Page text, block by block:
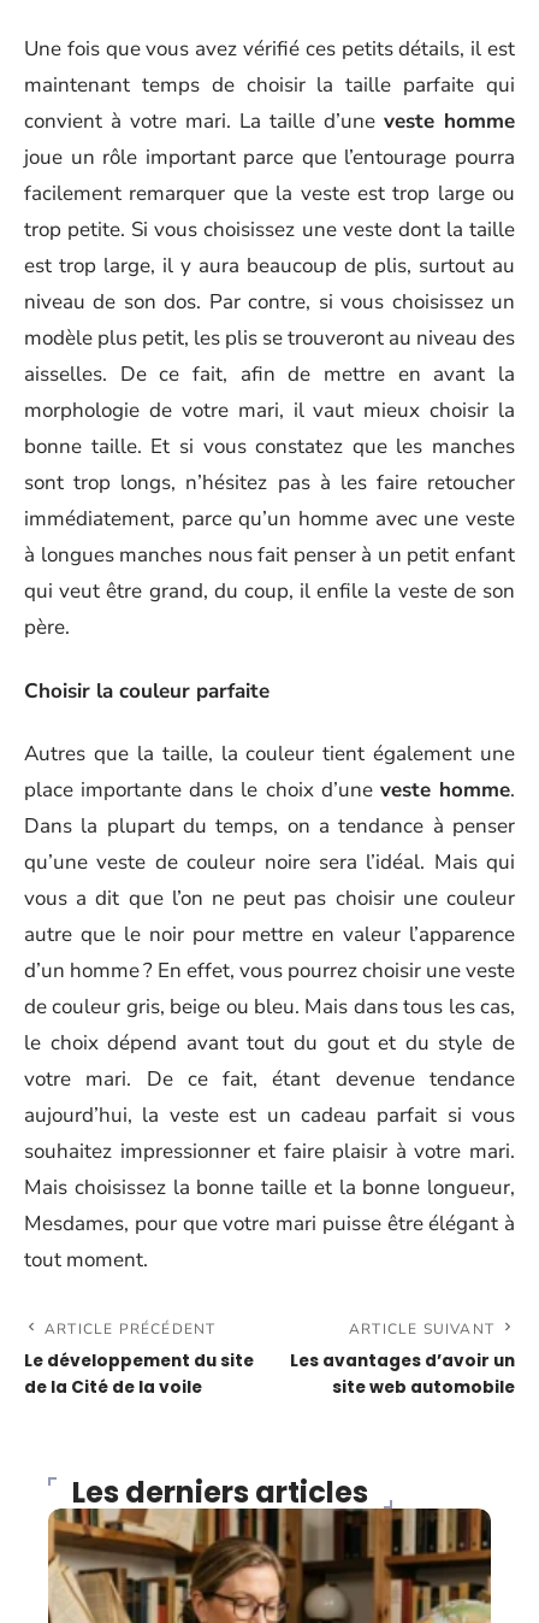
Une fois que vous avez vérifié ces petits détails, il est
maintenant temps de choisir la taille parfaite qui
convient à votre mari. La taille d’une veste homme
joue un rôle important parce que l’entourage pourra
facilement remarquer que la veste est trop large ou
trop petite. Si vous choisissez une veste dont la taille
est trop large, il y aura beaucoup de plis, surtout au
niveau de son dos. Par contre, si vous choisissez un
modèle plus petit, les plis se trouveront au niveau des
aisselles. De ce fait, afin de mettre en avant la
morphologie de votre mari, il vaut mieux choisir la
bonne taille. Et si vous constatez que les manches
sont trop longs, n’hésitez pas à les faire retoucher
immédiatement, parce qu’un homme avec une veste
à longues manches nous fait penser à un petit enfant
qui veut être grand, du coup, il enfile la veste de son
père.
Choisir la couleur parfaite
Autres que la taille, la couleur tient également une
place importante dans le choix d’une veste homme.
Dans la plupart du temps, on a tendance à penser
qu’une veste de couleur noire sera l’idéal. Mais qui
vous a dit que l’on ne peut pas choisir une couleur
autre que le noir pour mettre en valeur l’apparence
d’un homme ? En effet, vous pourrez choisir une veste
de couleur gris, beige ou bleu. Mais dans tous les cas,
le choix dépend avant tout du gout et du style de
votre mari. De ce fait, étant devenue tendance
aujourd’hui, la veste est un cadeau parfait si vous
souhaitez impressionner et faire plaisir à votre mari.
Mais choisissez la bonne taille et la bonne longueur,
Mesdames, pour que votre mari puisse être élégant à
tout moment.
ARTICLE PRÉCÉDENT
Le développement du site
de la Cité de la voile
ARTICLE SUIVANT
Les avantages d’avoir un
site web automobile
Les derniers articles